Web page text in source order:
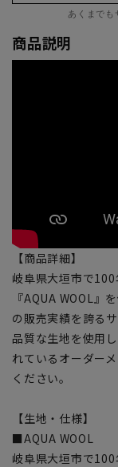
あくまでも
商品説明
【商品詳細】
岐阜県大垣市で
『AQUA WOOL』
の販売実績を誇る
品質な生地を使用
れているオーダー
ください。
【生地・仕様】
■AQUA WOOL
岐阜県大垣市で